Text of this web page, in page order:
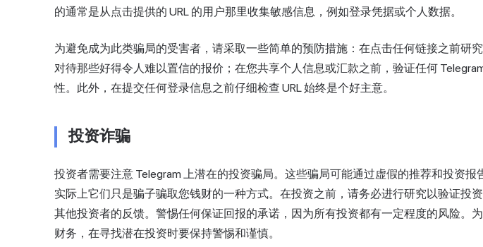
的通常是从点击提供的 URL 的用户那里收集敏感信息，例如登录凭据或个人数据。
为避免成为此类骗局的受害者，请采取一些简单的预防措施：在点击任何链接之前研
对待那些好得令人难以置信的报价；在您共享个人信息或汇款之前，验证任何
性。此外，在提交任何登录信息之前仔细检查 URL 始终是个好主意。
投资诈骗
投资者需要注意 Telegram 上潜在的投资骗局。这些骗局可能通过虚假的推荐和投资报
实际上它们只是骗子骗取您钱财的一种方式。在投资之前，请务必进行研究以验证投
其他投资者的反馈。警惕任何保证回报的承诺，因为所有投资都有一定程度的风险。
财务，在寻找潜在投资时要保持警惕和谨慎。